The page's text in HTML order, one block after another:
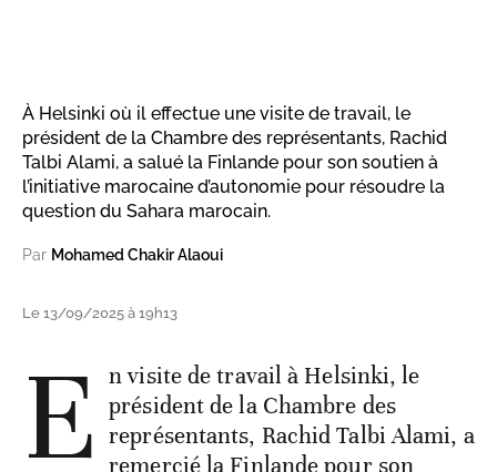
À Helsinki où il effectue une visite de travail, le
président de la Chambre des représentants, Rachid
Talbi Alami, a salué la Finlande pour son soutien à
l’initiative marocaine d’autonomie pour résoudre la
question du Sahara marocain.
Par Mohamed Chakir Alaoui
Le 13/09/2025 à 19h13
E n visite de travail à Helsinki, le
président de la Chambre des
représentants, Rachid Talbi Alami, a
remercié la Finlande pour son